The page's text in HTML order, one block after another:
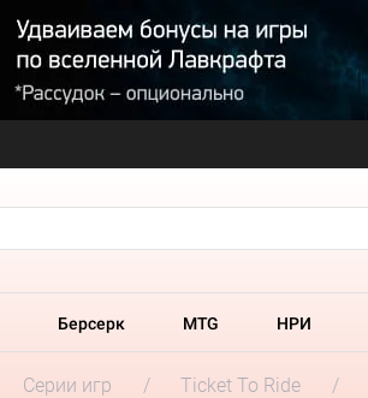
Берсерк MTG НРИ
Серии игр Ticket To Ride